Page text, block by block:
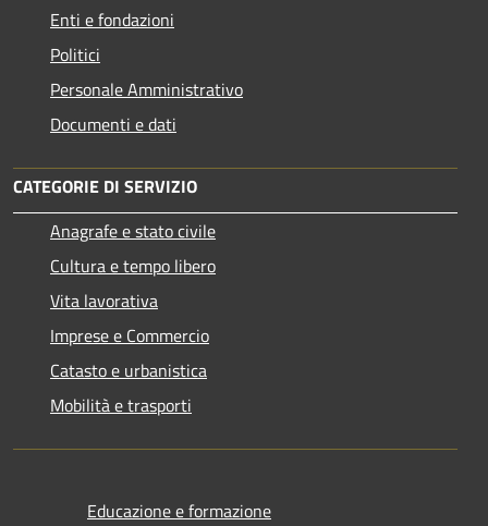
Enti e fondazioni
Politici
Personale Amministrativo
Documenti e dati
CATEGORIE DI SERVIZIO
Anagrafe e stato civile
Cultura e tempo libero
Vita lavorativa
Imprese e Commercio
Catasto e urbanistica
Mobilità e trasporti
Educazione e formazione